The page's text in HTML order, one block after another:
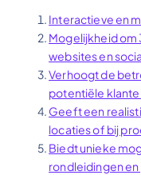
Interactieve en
Mogelijkheid om
websites en
Verhoogt de
potentiële
Geeft een
locaties of bij
Biedt unieke
rondleidingen